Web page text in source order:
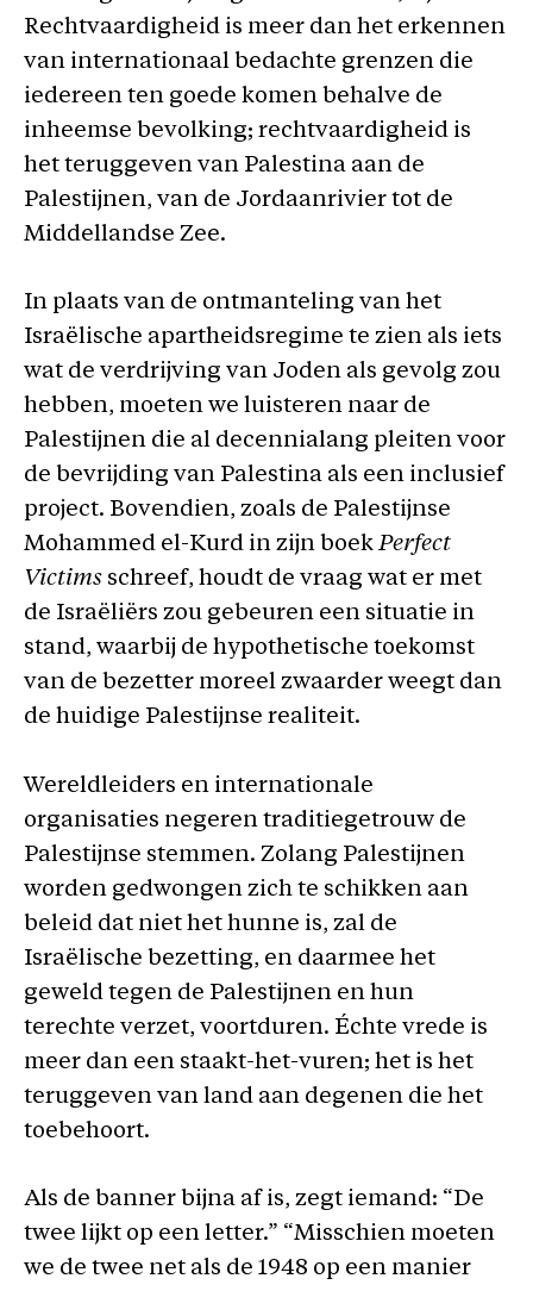
Rechtvaardigheid is meer dan het erkennen
van internationaal bedachte grenzen die
iedereen ten goede komen behalve de
inheemse bevolking; rechtvaardigheid is
het teruggeven van Palestina aan de
Palestijnen, van de Jordaanrivier tot de
Middellandse Zee.
In plaats van de ontmanteling van het
Israëlische apartheidsregime te zien als iets
wat de verdrijving van Joden als gevolg zou
hebben, moeten we luisteren naar de
Palestijnen die al decennialang pleiten voor
de bevrijding van Palestina als een inclusief
project. Bovendien, zoals de Palestijnse
Mohammed el-Kurd in zijn boekPerfect
Victims schreef, houdt de vraag wat er met
de Israëliërs zou gebeuren een situatie in
stand, waarbij de hypothetische toekomst
van de bezetter moreel zwaarder weegt dan
de huidige Palestijnse realiteit.
Wereldleiders en internationale
organisaties negeren traditiegetrouw de
Palestijnse stemmen. Zolang Palestijnen
worden gedwongen zich te schikken aan
beleid dat niet het hunne is, zal de
Israëlische bezetting, en daarmee het
geweld tegen de Palestijnen en hun
terechte verzet, voortduren. Échte vrede is
meer dan een staakt-het-vuren; het is het
teruggeven van land aan degenen die het
toebehoort.
Als de banner bijna af is, zegt iemand: “De
twee lijkt op een letter.” “Misschien moeten
we de twee net als de 1948 op een manier